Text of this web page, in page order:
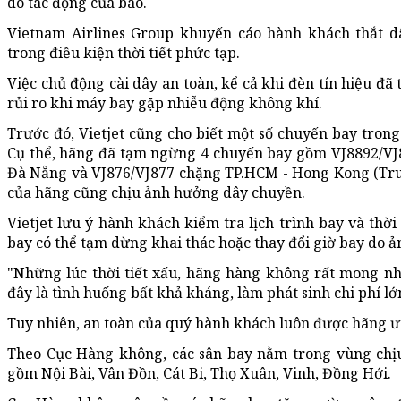
Vietnam Airlines Group khuyến cáo hành khách thắt
trong điều kiện thời tiết phức tạp.
Việc chủ động cài dây an toàn, kể cả khi đèn tín hiệu
rủi ro khi máy bay gặp nhiễu động không khí.
Trước đó, Vietjet cũng cho biết một số chuyến bay
Cụ thể, hãng đã tạm ngừng 4 chuyến bay gồm VJ8892/
Đà Nẵng và VJ876/VJ877 chặng TP.HCM - Hong Kong
của hãng cũng chịu ảnh hưởng dây chuyền.
Vietjet lưu ý hành khách kiểm tra lịch trình bay và
bay có thể tạm dừng khai thác hoặc thay đổi giờ bay do
"Những lúc thời tiết xấu, hãng hàng không rất mong
đây là tình huống bất khả kháng, làm phát sinh chi phí
Tuy nhiên, an toàn của quý hành khách luôn được hãng
Theo Cục Hàng không, các sân bay nằm trong vùng
gồm Nội Bài, Vân Đồn, Cát Bi, Thọ Xuân, Vinh, Đồng Hới.